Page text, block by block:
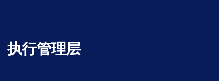
执行管理层